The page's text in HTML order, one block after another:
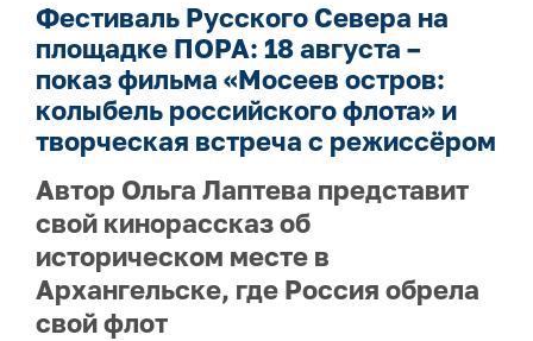
Фестиваль Русского Севера на
площадке ПОРА: 18 августа –
показ фильма «Мосеев остров:
колыбель российского флота» и
творческая встреча с режиссёром
Автор Ольга Лаптева представит
свой кинорассказ об
историческом месте в
Архангельске, где Россия обрела
свой флот